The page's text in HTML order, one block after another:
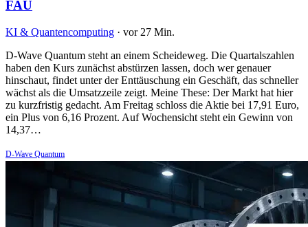
FAU
KI & Quantencomputing · vor 27 Min.
D-Wave Quantum steht an einem Scheideweg. Die Quartalszahlen
haben den Kurs zunächst abstürzen lassen, doch wer genauer
hinschaut, findet unter der Enttäuschung ein Geschäft, das schneller
wächst als die Umsatzzeile zeigt. Meine These: Der Markt hat hier
zu kurzfristig gedacht. Am Freitag schloss die Aktie bei 17,91 Euro,
ein Plus von 6,16 Prozent. Auf Wochensicht steht ein Gewinn von
14,37…
D-Wave Quantum